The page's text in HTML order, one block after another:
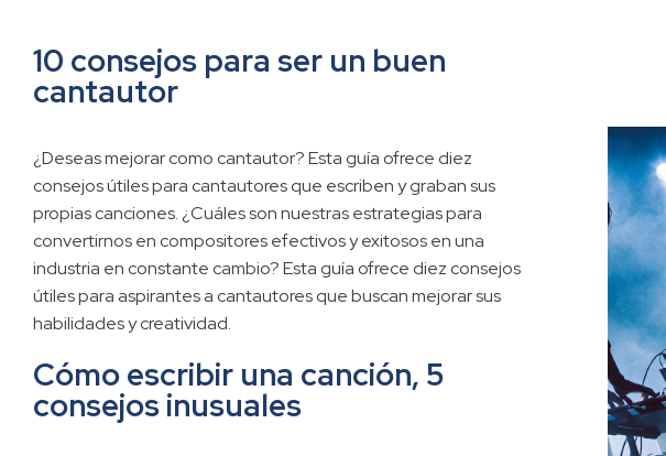
10 consejos para ser un buen
cantautor
¿Deseas mejorar como cantautor? Esta guía ofrece diez
consejos útiles para cantautores que escriben y graban sus
propias canciones. ¿Cuáles son nuestras estrategias para
convertirnos en compositores efectivos y exitosos en una
industria en constante cambio? Esta guía ofrece diez consejos
útiles para aspirantes a cantautores que buscan mejorar sus
habilidades y creatividad.
Cómo escribir una canción, 5
consejos inusuales